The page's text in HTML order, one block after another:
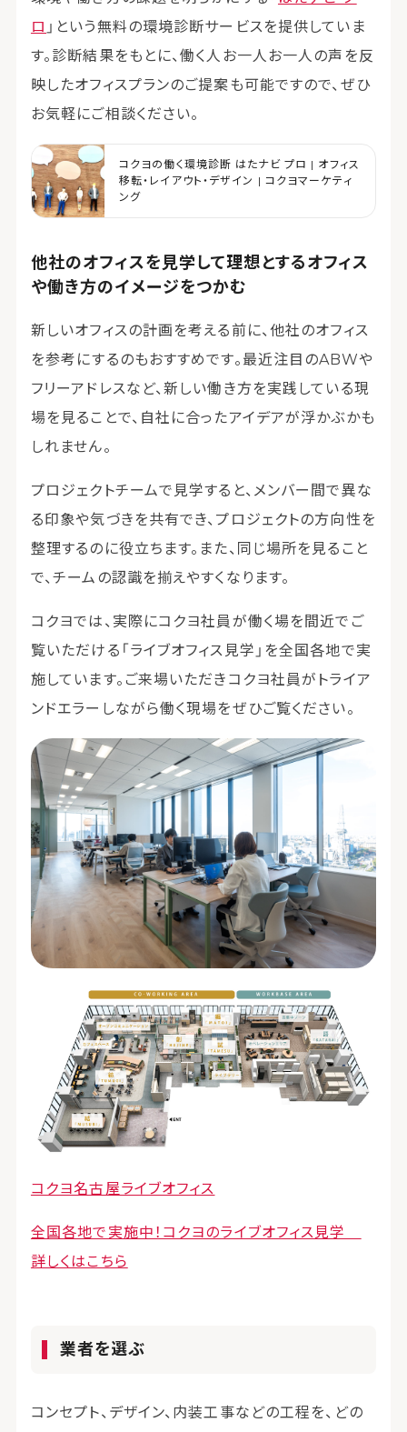
ロ 」という無料の環境診断サービスを提供していま
す。診断結果をもとに、働く人お一人お一人の声を反
映したオフィスプランのご提案も可能ですので、ぜひ
お気軽にご相談ください。
コクヨの働く環境診断 はたナビ プロ | オフィス
移転・レイアウト・デザイン | コクヨマーケティ
ング
他社のオフィスを見学して理想とするオフィス
や働き方のイメージをつかむ
新しいオフィスの計画を考える前に、他社のオフィス
を参考にするのもおすすめです。最近注目のABWや
フリーアドレスなど、新しい働き方を実践している現
場を見ることで、自社に合ったアイデアが浮かぶかも
しれません。
プロジェクトチームで見学すると、メンバー間で異な
る印象や気づきを共有でき、プロジェクトの方向性を
整理するのに役立ちます。また、同じ場所を見ること
で、チームの認識を揃えやすくなります。
コクヨでは、実際にコクヨ社員が働く場を間近でご
覧いただける「ライブオフィス見学」を全国各地で実
施しています。ご来場いただきコクヨ社員がトライア
ンドエラーしながら働く現場をぜひご覧ください。
コクヨ名古屋ライブオフィス
全国各地で実施中！コクヨのライブオフィス見学
詳しくはこちら
業者を選ぶ
コンセプト、デザイン、内装工事などの工程を、どの